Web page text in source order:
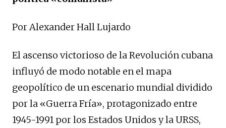
Por Alexander Hall Lujardo
El ascenso victorioso de la Revolución cubana
influyó de modo notable en el mapa
geopolítico de un escenario mundial dividido
por la «Guerra Fría», protagonizado entre
1945-1991 por los Estados Unidos y la URSS,